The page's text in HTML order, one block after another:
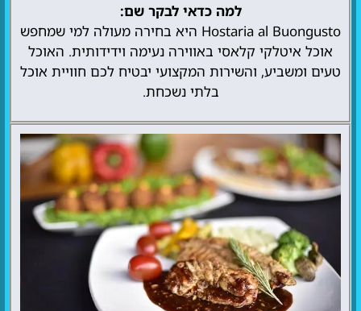
למה כדאי לבקר שם:
Hostaria al Buongusto היא בחירה מעולה למי שמחפש
אוכל איטלקי קלאסי באווירה נעימה וידידותית. האוכל
טעים ומשביע, והשירות המקצועי יבטיח לכם חוויית אוכל
בלתי נשכחת.